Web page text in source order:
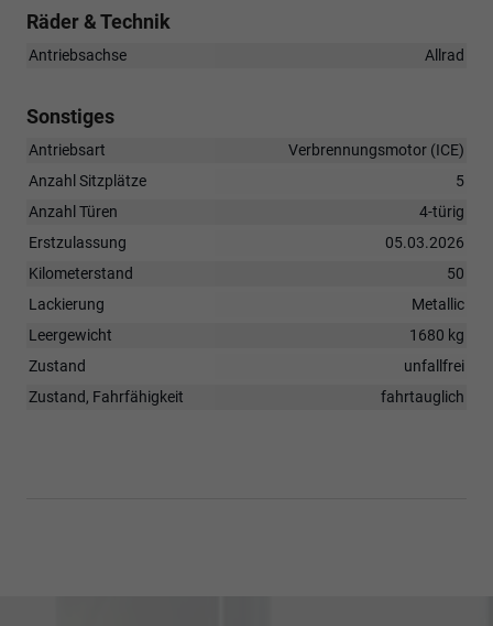
Räder & Technik
Antriebsachse Allrad
Sonstiges
Antriebsart
Verbrennungsmotor (ICE)
Anzahl Sitzplätze
5
Anzahl Türen
4-türig
Erstzulassung
05.03.2026
Kilometerstand
50
Lackierung
Metallic
Leergewicht
1680 kg
Zustand
unfallfrei
Zustand, Fahrfähigkeit
fahrtauglich